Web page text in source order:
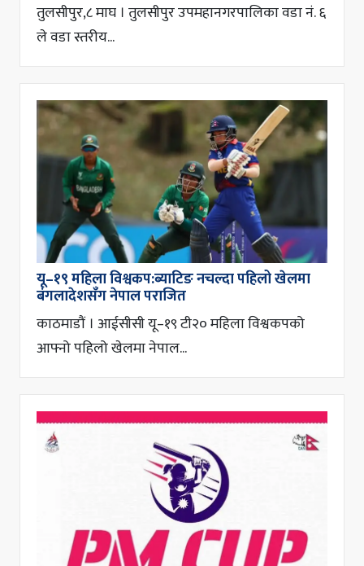
तुलसीपुर,८ माघ । तुलसीपुर उपमहानगरपालिका वडा नं. ६
ले वडा स्तरीय...
यू–१९ महिला विश्वकप:ब्याटिङ नचल्दा पहिलो खेलमा
बंगलादेशसँग नेपाल पराजित
काठमाडौं । आईसीसी यू–१९ टी२० महिला विश्वकपको
आफ्नो पहिलो खेलमा नेपाल...